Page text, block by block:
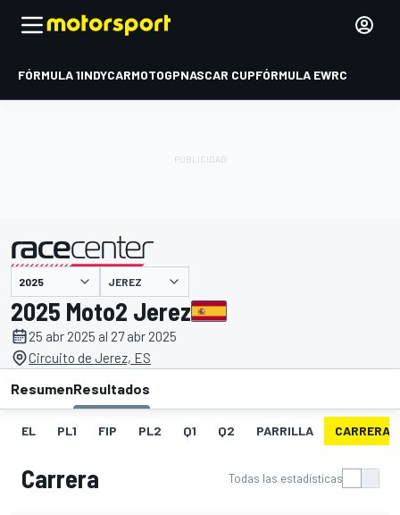
FÓRMULA 1INDYCARMOTOGPNASCAR CUPFÓRMULA EWRC
presentado por JEREZ
2025 Moto2 Jerez
25 abr 2025 al 27 abr 2025
Circuito de Jerez, ES
ResumenResultados
EL PL1 FIP PL2 Q1 Q2 PARRILLA CARRERA
Carrera Todas las estadísticas